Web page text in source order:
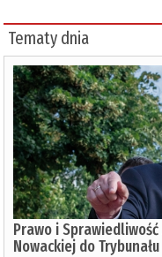
Tematy dnia
Prawo i
Nowackiej do